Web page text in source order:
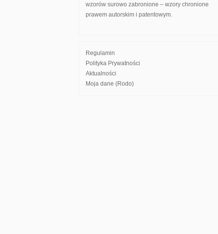
wzorów surowo zabronione – wzory chronione
prawem autorskim i patentowym.
Regulamin
Polityka Prywatności
Aktualności
Moja dane (Rodo)